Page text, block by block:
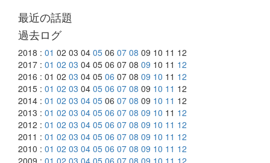
最近の話題
過去ログ
2018 : 01 02 03 04 05 06 07 08 09 10 11 12
2017 : 01 02 03 04 05 06 07 08 09 10 11 12
2016 : 01 02 03 04 05 06 07 08 09 10 11 12
2015 : 01 02 03 04 05 06 07 08 09 10 11 12
2014 : 01 02 03 04 05 06 07 08 09 10 11 12
2013 : 01 02 03 04 05 06 07 08 09 10 11 12
2012 : 01 02 03 04 05 06 07 08 09 10 11 12
2011 : 01 02 03 04 05 06 07 08 09 10 11 12
2010 : 01 02 03 04 05 06 07 08 09 10 11 12
2009 : 01 02 03 04 05 06 07 08 09 10 11 12